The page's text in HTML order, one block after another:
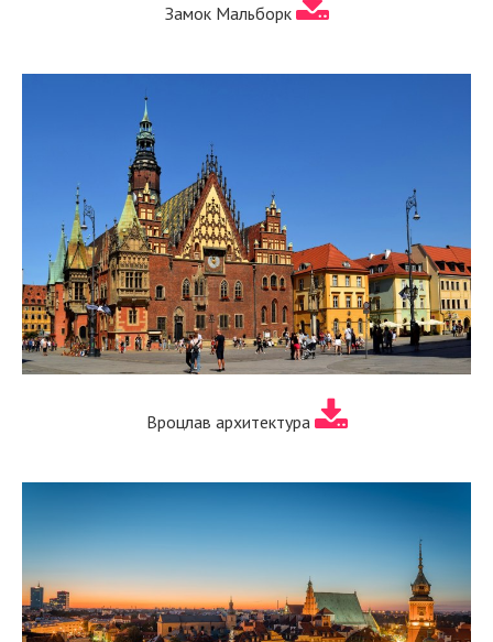
Замок Мальборк
Вроцлав архитектура